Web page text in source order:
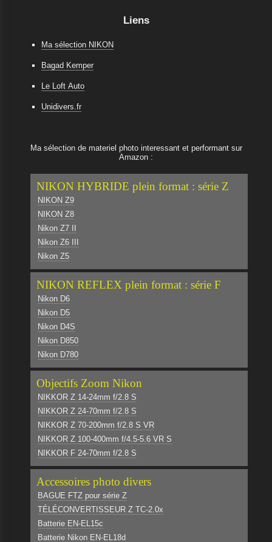
Liens
Ma sélection NIKON
Bagad Kemper
Le Loft Auto
Unidivers.fr
Ma sélection de materiel photo interessant et performant sur
Amazon :
NIKON HYBRIDE plein format : série Z
NIKON Z9
NIKON Z8
Nikon Z7 II
Nikon Z6 III
Nikon Z5
NIKON REFLEX plein format : série F
Nikon D6
Nikon D5
Nikon D4S
Nikon D850
Nikon D780
Objectifs Zoom Nikon
NIKKOR Z 14-24mm f/2.8 S
NIKKOR Z 24-70mm f/2.8 S
NIKKOR Z 70-200mm f/2.8 S VR
NIKKOR Z 100-400mm f/4.5-5.6 VR S
NIKKOR F 24-70mm f/2.8 S
Accessoires photo divers
BAGUE FTZ pour série Z
TÉLÉCONVERTISSEUR Z TC-2.0x
Batterie EN-EL15c
Batterie Nikon EN-EL18d